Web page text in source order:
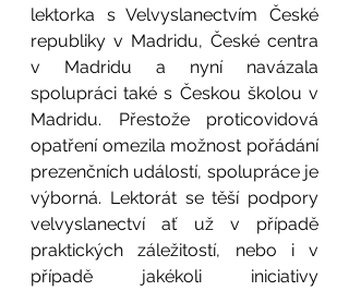
lektorka s Velvyslanectvím České
republiky v Madridu, České centra
v Madridu a nyní navázala
spolupráci také s Českou školou v
Madridu. Přestože proticovidová
opatření omezila možnost pořádání
prezenčních událostí, spolupráce je
výborná. Lektorát se těší podpory
velvyslanectví ať už v případě
praktických záležitostí, nebo i v
případě jakékoli iniciativy